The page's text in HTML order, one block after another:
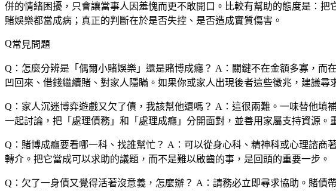
併的情緒困擾，只會讓當事人因羞愧而更不敢開口。比較有幫助的態度是：
賭娛樂都當成病；真正的判斷在於是否失控、是否造成實質傷害。
常見問題
Q：怎麼分辨是「偶爾小賭娛樂」還是賭博成癮？ A：關鍵不在金額多寡，而
凹回來、借錢繼續賭、對家人隱瞞。如果你或家人出現後者這些徵兆，建議
Q：家人沉迷博弈遊戲又欠了債，我該幫他還嗎？ A：這很兩難。一味替他填
一起討論，把「處理債務」和「處理成癮」分開面對，並善用家屬支持資源。
Q：賭博成癮要看哪一科、找誰幫忙？ A：可以從身心科、精神科或心理諮商
轉介。把它當成可以求助的議題，而不是難以啟齒的事，是回頭的重要一步。
Q：欠了一身債又覺得活著沒意義，怎麼辦？ A：請務必立即尋求協助。賭債